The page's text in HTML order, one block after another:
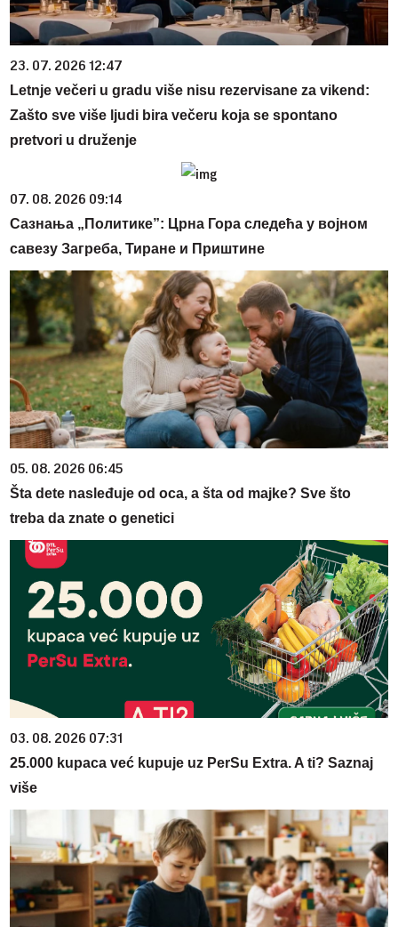
23. 07. 2026 12:47
Letnje večeri u gradu više nisu rezervisane za vikend:
Zašto sve više ljudi bira večeru koja se spontano
pretvori u druženje
07. 08. 2026 09:14
Сазнања „Политике”: Црна Гора следећа у војном
савезу Загреба, Тиране и Приштине
05. 08. 2026 06:45
Šta dete nasleđuje od oca, a šta od majke? Sve što
treba da znate o genetici
03. 08. 2026 07:31
25.000 kupaca već kupuje uz PerSu Extra. A ti? Saznaj
više